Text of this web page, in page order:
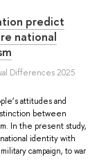
predict
national
Differences 2025
attitudes and
between
In the present study,
identity with
campaign, to war